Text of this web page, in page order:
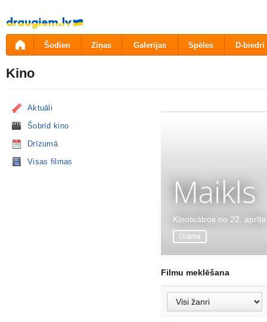
Pāriet
uz
saturu
Šodien Ziņas Galerijas Spēles D-biedri
Kino
Aktuāli
Šobrīd kino
Drīzumā
Visas filmas
Maikls
Kinoteātros no 22. aprīļa
Drāma
Filmu meklēšana